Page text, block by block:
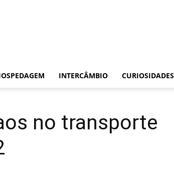
INTERCÂMBIO CURIOSIDADES
no transporte